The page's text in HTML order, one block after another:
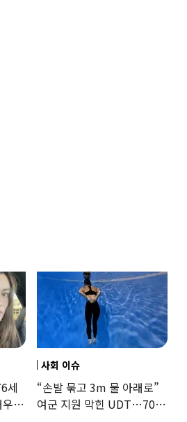
세
와
사회 이슈
“손발 묶고 3m 물 아래로”
여군 지원 막힌 UDT…707